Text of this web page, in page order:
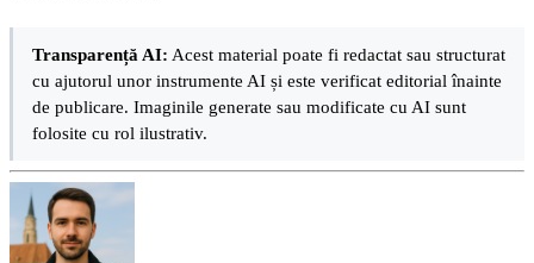
Transparență AI: Acest material poate fi redactat sau structurat
cu ajutorul unor instrumente AI și este verificat editorial înainte
de publicare. Imaginile generate sau modificate cu AI sunt
folosite cu rol ilustrativ.